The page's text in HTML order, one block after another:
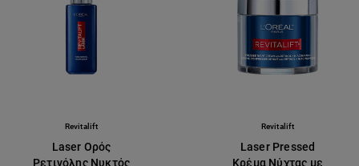
Revitalift
Laser Ορός
Ρετινόλης Νυκτός
Revitalift
Laser Pressed
Κρέμα Νύχτας με